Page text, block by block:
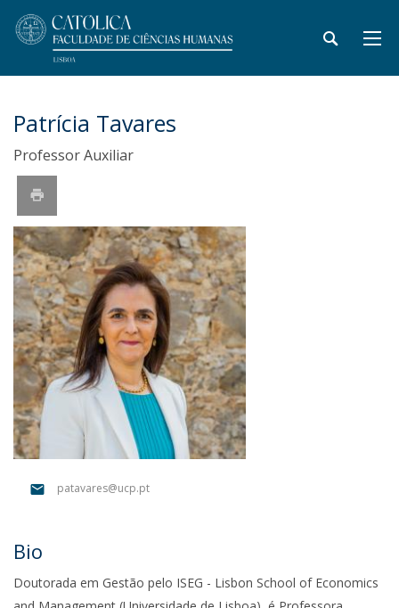
Patrícia Tavares
Professor Auxiliar
patavares@ucp.pt
Bio
Doutorada em Gestão pelo ISEG - Lisbon School of Economics